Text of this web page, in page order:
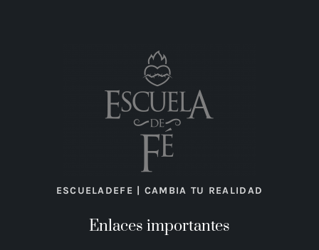
ESCUELADEFE | CAMBIA TU REALIDAD
Enlaces importantes